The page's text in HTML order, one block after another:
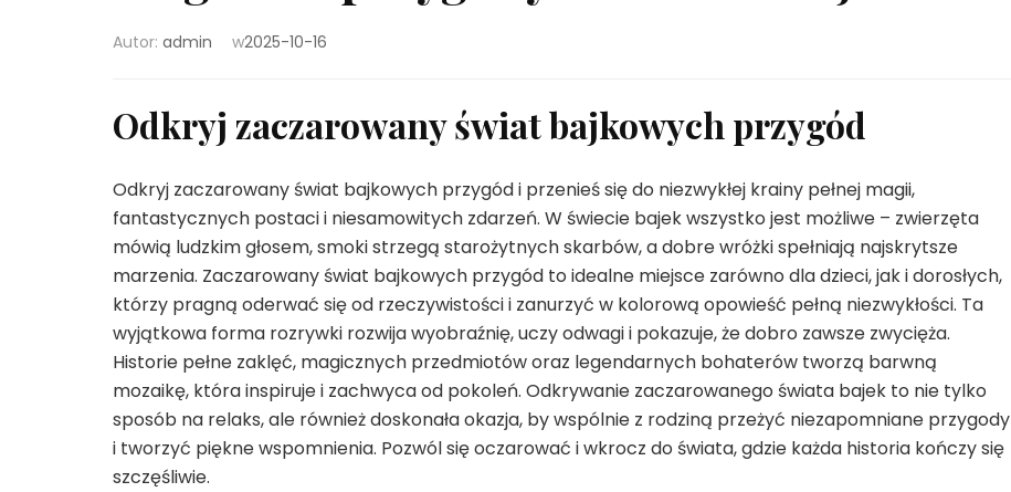
Autor: admin w2025-10-16
Odkryj zaczarowany świat bajkowych przygód
Odkryj zaczarowany świat bajkowych przygód i przenieś się do niezwykłej krainy pełnej magii,
fantastycznych postaci i niesamowitych zdarzeń. W świecie bajek wszystko jest możliwe – zwierzęta
mówią ludzkim głosem, smoki strzegą starożytnych skarbów, a dobre wróżki spełniają najskrytsze
marzenia. Zaczarowany świat bajkowych przygód to idealne miejsce zarówno dla dzieci, jak i dorosłych,
którzy pragną oderwać się od rzeczywistości i zanurzyć w kolorową opowieść pełną niezwykłości. Ta
wyjątkowa forma rozrywki rozwija wyobraźnię, uczy odwagi i pokazuje, że dobro zawsze zwycięża.
Historie pełne zaklęć, magicznych przedmiotów oraz legendarnych bohaterów tworzą barwną
mozaikę, która inspiruje i zachwyca od pokoleń. Odkrywanie zaczarowanego świata bajek to nie tylko
sposób na relaks, ale również doskonała okazja, by wspólnie z rodziną przeżyć niezapomniane przygody
i tworzyć piękne wspomnienia. Pozwól się oczarować i wkrocz do świata, gdzie każda historia kończy się
szczęśliwie.